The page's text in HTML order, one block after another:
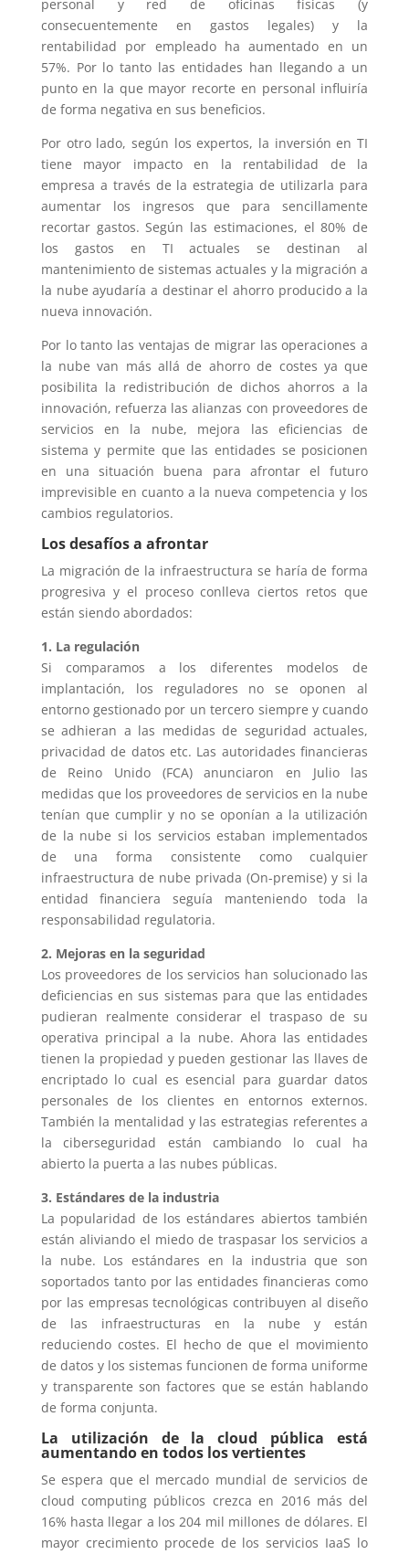
personal y red de oficinas físicas (y
consecuentemente en gastos legales) y la
rentabilidad por empleado ha aumentado en un
57%. Por lo tanto las entidades han llegando a un
punto en la que mayor recorte en personal influiría
de forma negativa en sus beneficios.
Por otro lado, según los expertos, la inversión en TI
tiene mayor impacto en la rentabilidad de la
empresa a través de la estrategia de utilizarla para
aumentar los ingresos que para sencillamente
recortar gastos. Según las estimaciones, el 80% de
los gastos en TI actuales se destinan al
mantenimiento de sistemas actuales y la migración a
la nube ayudaría a destinar el ahorro producido a la
nueva innovación.
Por lo tanto las ventajas de migrar las operaciones a
la nube van más allá de ahorro de costes ya que
posibilita la redistribución de dichos ahorros a la
innovación, refuerza las alianzas con proveedores de
servicios en la nube, mejora las eficiencias de
sistema y permite que las entidades se posicionen
en una situación buena para afrontar el futuro
imprevisible en cuanto a la nueva competencia y los
cambios regulatorios.
Los desafíos a afrontar
La migración de la infraestructura se haría de forma
progresiva y el proceso conlleva ciertos retos que
están siendo abordados:
1. La regulación
Si comparamos a los diferentes modelos de
implantación, los reguladores no se oponen al
entorno gestionado por un tercero siempre y cuando
se adhieran a las medidas de seguridad actuales,
privacidad de datos etc. Las autoridades financieras
de Reino Unido (FCA) anunciaron en Julio las
medidas que los proveedores de servicios en la nube
tenían que cumplir y no se oponían a la utilización
de la nube si los servicios estaban implementados
de una forma consistente como cualquier
infraestructura de nube privada (On-premise) y si la
entidad financiera seguía manteniendo toda la
responsabilidad regulatoria.
2. Mejoras en la seguridad
Los proveedores de los servicios han solucionado las
deficiencias en sus sistemas para que las entidades
pudieran realmente considerar el traspaso de su
operativa principal a la nube. Ahora las entidades
tienen la propiedad y pueden gestionar las llaves de
encriptado lo cual es esencial para guardar datos
personales de los clientes en entornos externos.
También la mentalidad y las estrategias referentes a
la ciberseguridad están cambiando lo cual ha
abierto la puerta a las nubes públicas.
3. Estándares de la industria
La popularidad de los estándares abiertos también
están aliviando el miedo de traspasar los servicios a
la nube. Los estándares en la industria que son
soportados tanto por las entidades financieras como
por las empresas tecnológicas contribuyen al diseño
de las infraestructuras en la nube y están
reduciendo costes. El hecho de que el movimiento
de datos y los sistemas funcionen de forma uniforme
y transparente son factores que se están hablando
de forma conjunta.
La utilización de la cloud pública está
aumentando en todos los vertientes
Se espera que el mercado mundial de servicios de
cloud computing públicos crezca en 2016 más del
16% hasta llegar a los 204 mil millones de dólares. El
mayor crecimiento procede de los servicios IaaS lo